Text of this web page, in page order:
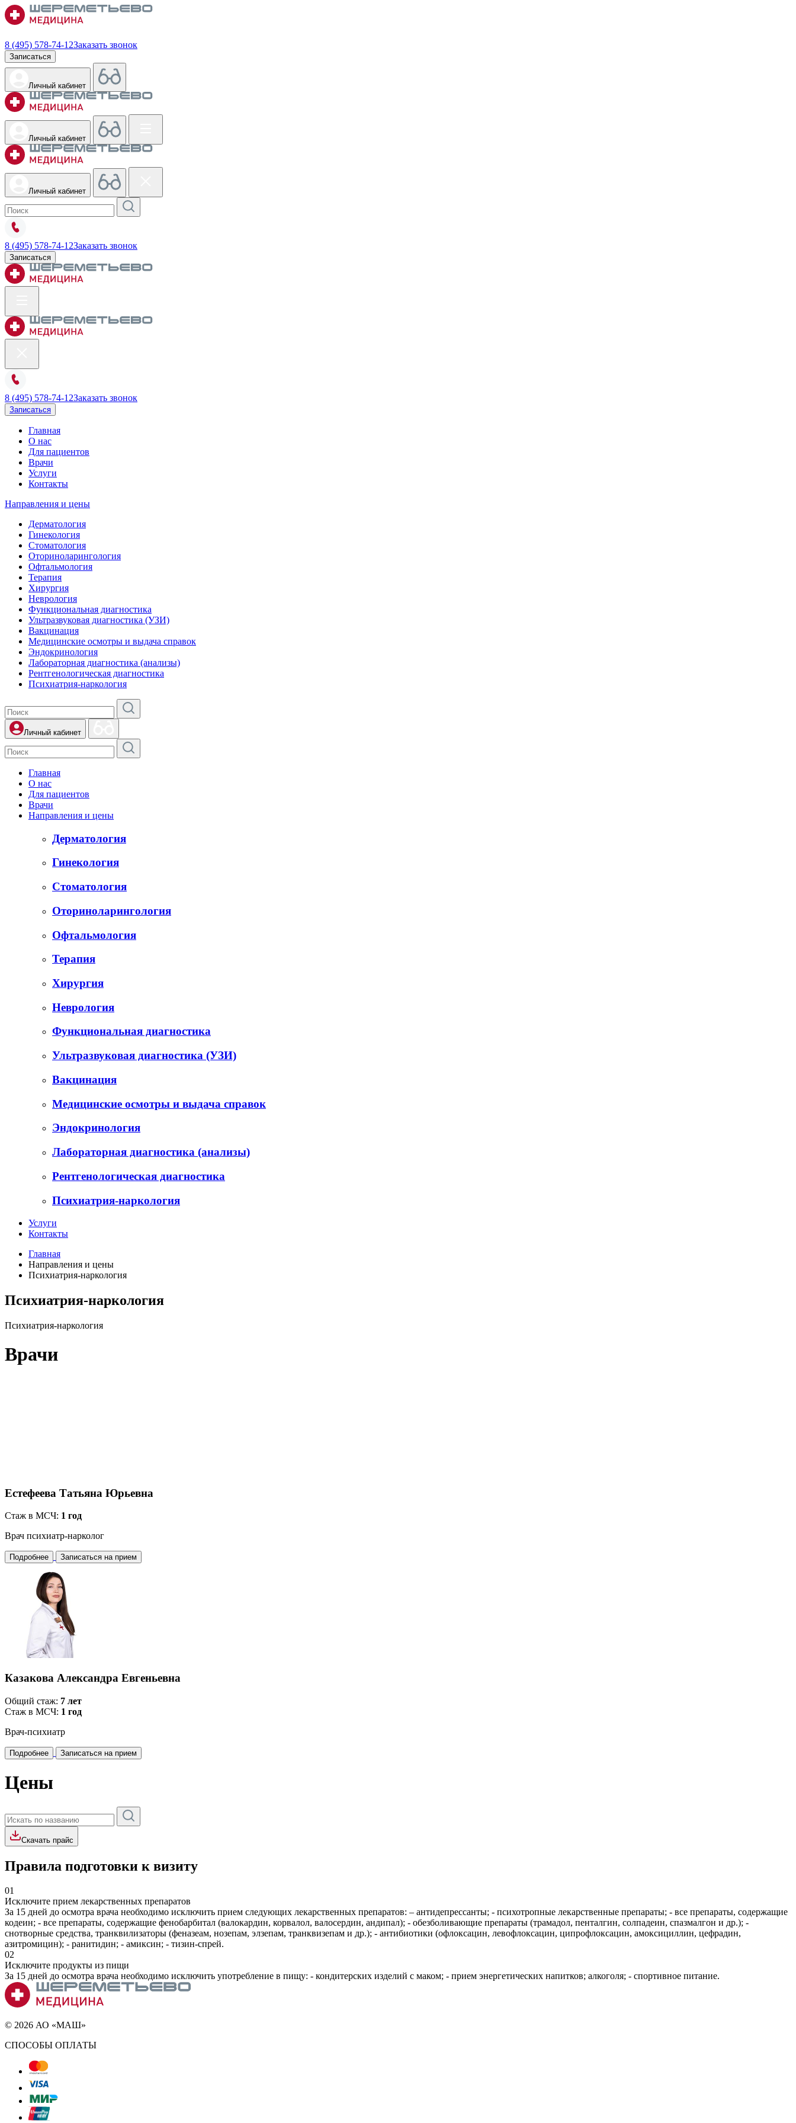
8 (495) 578-74-12Заказать звонок
Записаться
Личный кабинет
Личный кабинет
Личный кабинет
8 (495) 578-74-12Заказать звонок
Записаться
8 (495) 578-74-12Заказать звонок
Записаться
Главная
О нас
Для пациентов
Врачи
Услуги
Контакты
Направления и цены
Дерматология
Гинекология
Стоматология
Оториноларингология
Офтальмология
Терапия
Хирургия
Неврология
Функциональная диагностика
Ультразвуковая диагностика (УЗИ)
Вакцинация
Медицинские осмотры и выдача справок
Эндокринология
Лабораторная диагностика (анализы)
Рентгенологическая диагностика
Психиатрия-наркология
Личный кабинет
Главная
О нас
Для пациентов
Врачи
Направления и цены
Дерматология
Гинекология
Стоматология
Оториноларингология
Офтальмология
Терапия
Хирургия
Неврология
Функциональная диагностика
Ультразвуковая диагностика (УЗИ)
Вакцинация
Медицинские осмотры и выдача справок
Эндокринология
Лабораторная диагностика (анализы)
Рентгенологическая диагностика
Психиатрия-наркология
Услуги
Контакты
Главная
Направления и цены
Психиатрия-наркология
Психиатрия-наркология
Психиатрия-наркология
Врачи
Естефеева Татьяна Юрьевна
Стаж в МСЧ: 1 год
Врач психиатр-нарколог
Подробнее Записаться на прием
Казакова Александра Евгеньевна
Общий стаж: 7 лет
Стаж в МСЧ: 1 год
Врач-психиатр
Подробнее Записаться на прием
Цены
Скачать прайс
Правила подготовки к визиту
01
Исключите прием лекарственных препаратов
За 15 дней до осмотра врача необходимо исключить прием следующих лекарственных препаратов: – антидепрессанты; - психотропные лекарственные препараты; - все препараты, содержащие
кодеин; - все препараты, содержащие фенобарбитал (валокардин, корвалол, валосердин, андипал); - обезболивающие препараты (трамадол, пенталгин, солпадеин, спазмалгон и др.); -
снотворные средства, транквилизаторы (феназеам, нозепам, элзепам, транквизепам и др.); - антибиотики (офлоксацин, левофлоксацин, ципрофлоксацин, амоксициллин, цефрадин,
азитромицин); - ранитидин; - амиксин; - тизин-спрей.
02
Исключите продукты из пищи
За 15 дней до осмотра врача необходимо исключить употребление в пищу: - кондитерских изделий с маком; - прием энергетических напитков; алкоголя; - спортивное питание.
© 2026 АО «МАШ»
СПОСОБЫ ОПЛАТЫ